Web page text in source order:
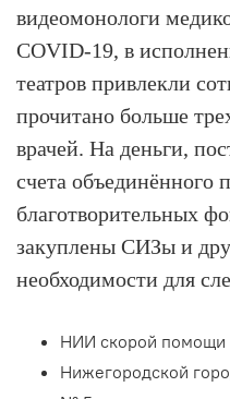
видеомонологи
COVID-19, в
театров привлекли
прочитано больше
врачей. На деньги,
счета объединённого
благотворительных
закуплены СИЗы и
необходимости для
НИИ скорой
Нижегородской